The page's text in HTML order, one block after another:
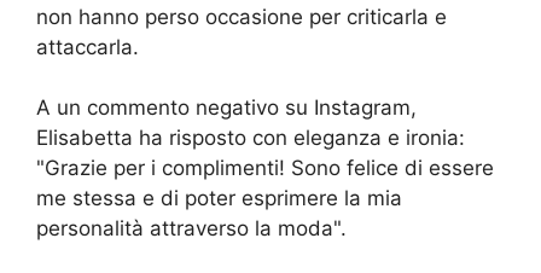
non hanno perso occasione per criticarla e
attaccarla.
A un commento negativo su Instagram,
Elisabetta ha risposto con eleganza e ironia:
"Grazie per i complimenti! Sono felice di essere
me stessa e di poter esprimere la mia
personalità attraverso la moda".